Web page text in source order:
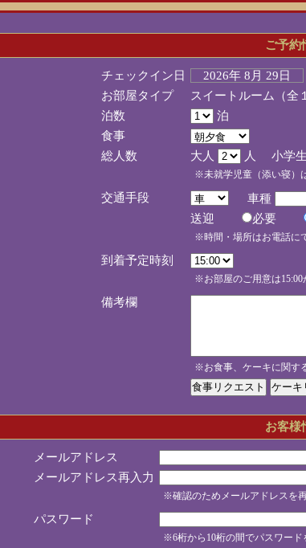
ご予約
チェックイン日
2026年 8月 29日
お部屋タイプ
スイートルーム（
泊数
泊
食事
総人数
大人 人 小学生
※未就学児童（添い寝）
交通手段
車種
送迎
必要
※時間・場所はお電話に
到着予定時刻
※お部屋のご用意は15:00
備考欄
※お食事、ケーキに関す
お客様
メールアドレス
メールアドレス再入力
※確認のためメールアドレスを
パスワード
※6桁から10桁の間でパスワード